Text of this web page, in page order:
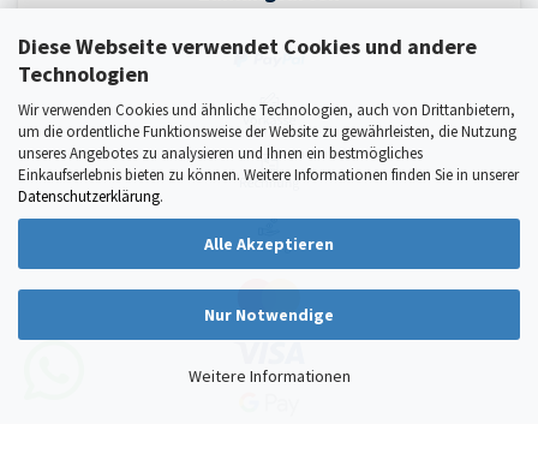
Diese Webseite verwendet Cookies und andere
Technologien
Wir verwenden Cookies und ähnliche Technologien, auch von Drittanbietern,
um die ordentliche Funktionsweise der Website zu gewährleisten, die Nutzung
unseres Angebotes zu analysieren und Ihnen ein bestmögliches
Einkaufserlebnis bieten zu können. Weitere Informationen finden Sie in unserer
Datenschutzerklärung.
Alle Akzeptieren
Nur Notwendige
Weitere Informationen